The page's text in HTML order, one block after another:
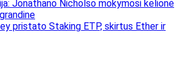
Jonathano Nicholso mokymosi kelionė
pristato Staking ETP, skirtus Ether ir